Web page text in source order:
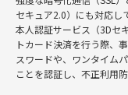
セキュア2.0）にも対応し
本人認証サービス（3Dセ
トカード決済を行う際、
スワードや、ワンタイム
ことを認証し、不正利用